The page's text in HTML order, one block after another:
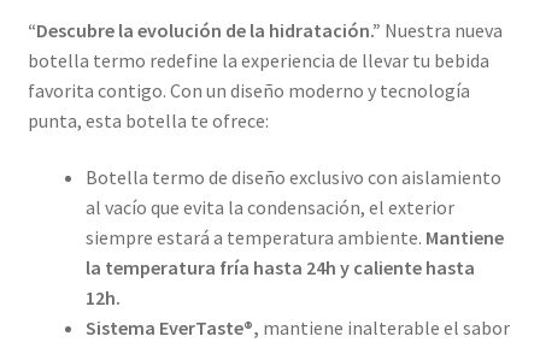
“Descubre la evolución de la hidratación.” Nuestra nueva
botella termo redefine la experiencia de llevar tu bebida
favorita contigo. Con un diseño moderno y tecnología
punta, esta botella te ofrece:
Botella termo de diseño exclusivo con aislamiento
al vacío que evita la condensación, el exterior
siempre estará a temperatura ambiente. Mantiene
la temperatura fría hasta 24h y caliente hasta
12h.
Sistema EverTaste®, mantiene inalterable el sabor